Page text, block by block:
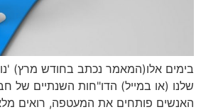
בימים אלו(המאמר נכתב בחודש מרץ)
שלנו (או במייל) הדו"חות השנתיים של
האנשים פותחים את המעטפה, רואים